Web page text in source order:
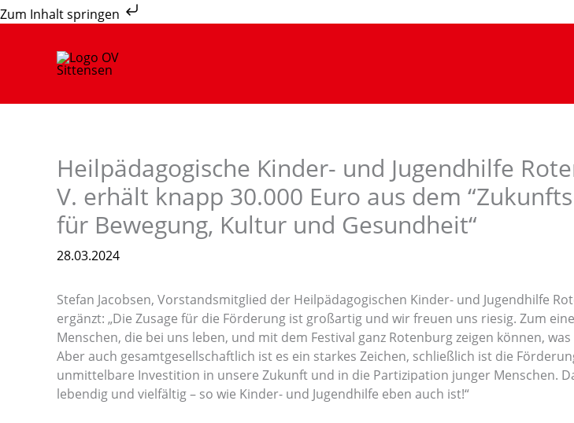
Zum Inhalt springen
Zum
Inhalt
Heilpädagogische Kinder- und Jugendhilfe
V. erhält knapp 30.000 Euro aus dem
für Bewegung, Kultur und Gesundheit“
28.03.2024
Stefan Jacobsen, Vorstandsmitglied der Heilpädagogischen Kinder- und Jugendhilfe
ergänzt: „Die Zusage für die Förderung ist großartig und wir freuen uns riesig. Zum
Menschen, die bei uns leben, und mit dem Festival ganz Rotenburg zeigen können,
Aber auch gesamtgesellschaftlich ist es ein starkes Zeichen, schließlich ist die
unmittelbare Investition in unsere Zukunft und in die Partizipation junger Menschen.
lebendig und vielfältig – so wie Kinder- und Jugendhilfe eben auch ist!“